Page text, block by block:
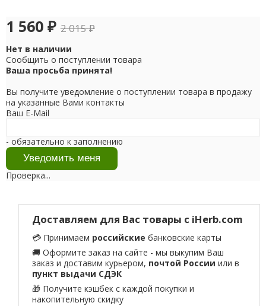
1 560 ₽ 2 015₽
Нет в наличии
Сообщить о поступлении товара
Ваша просьба принята!
Вы получите уведомление о поступлении товара в продажу
на указанные Вами контакты
Ваш E-Mail
- обязательно к заполнению
Проверка...
Доставляем для Вас товары с iHerb.com
💳 Принимаем российские банковские карты
🚚 Оформите заказ на сайте - мы выкупим Ваш
заказ и доставим курьером, почтой России или в
пункт выдачи СДЭК
🎁 Получите кэшбек с каждой покупки и
накопительную скидку